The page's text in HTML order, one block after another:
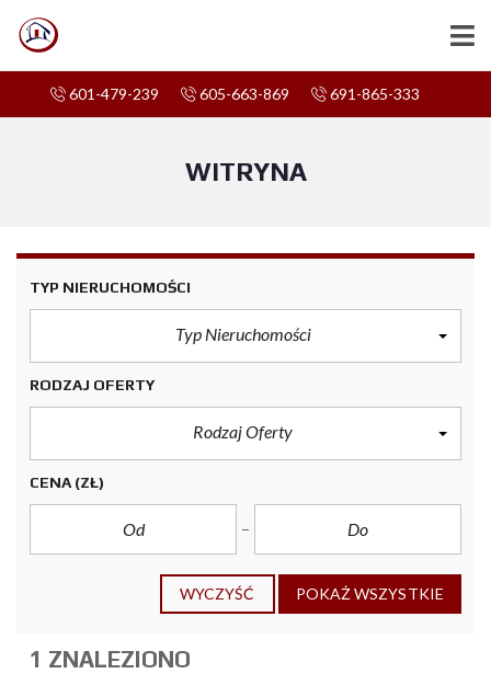
601-479-239 605-663-869 691-865-333
WITRYNA
TYP NIERUCHOMOŚCI
Typ Nieruchomości
RODZAJ OFERTY
Rodzaj Oferty
CENA (ZŁ)
WYCZYŚĆ POKAŻ WSZYSTKIE
1 ZNALEZIONO